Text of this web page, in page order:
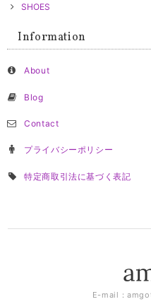
SHOES
Information
About
Blog
Contact
プライバシーポリシー
特定商取引法に基づく表記
E-mail：